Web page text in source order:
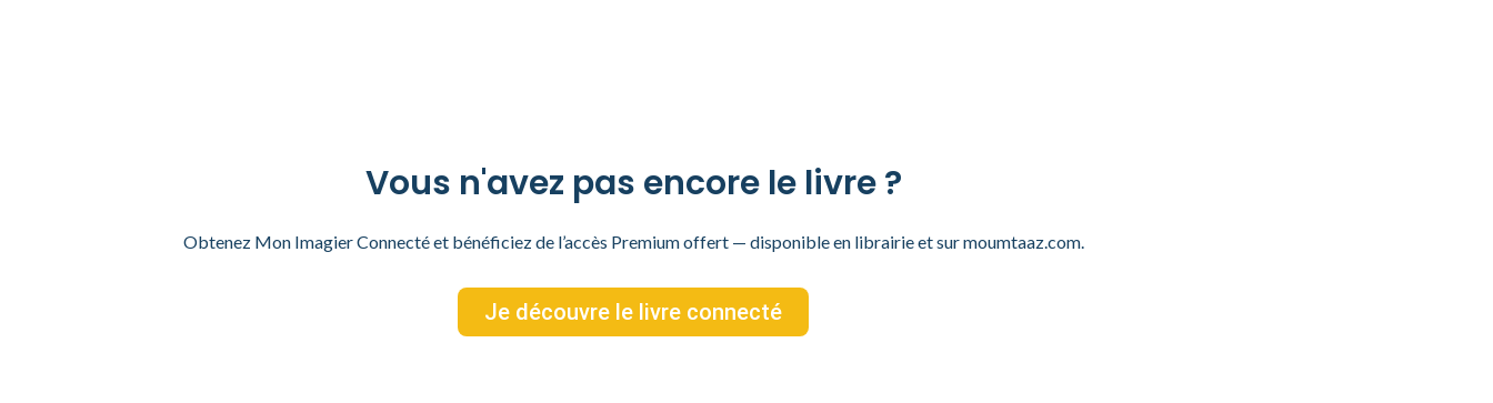
Vous n'avez pas encore le livre ?
Obtenez Mon Imagier Connecté et bénéficiez de l’accès Premium offert — disponible en librairie et sur moumtaaz.com.
Je découvre le livre connecté